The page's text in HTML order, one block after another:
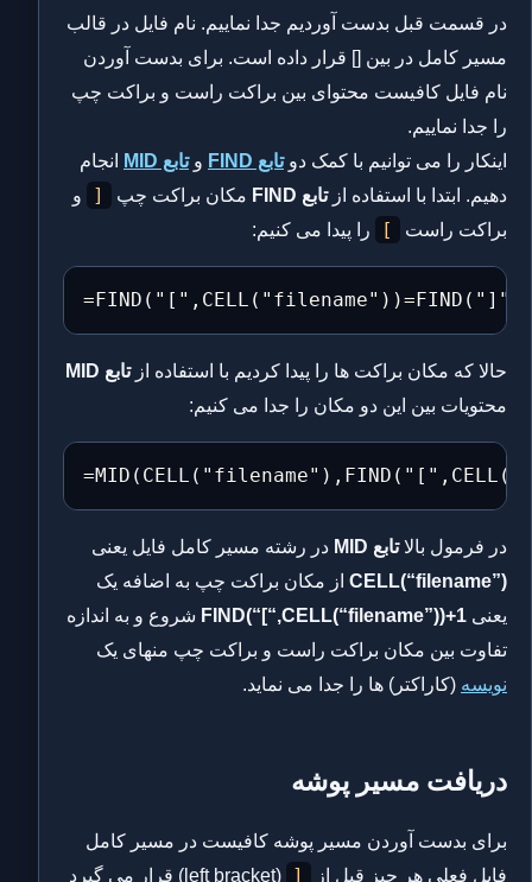
در قسمت قبل بدست آوردیم جدا نماییم. نام فایل در قالب
مسیر کامل در بین [] قرار داده است. برای بدست آوردن
نام فایل کافیست محتوای بین براکت راست و براکت چپ
را جدا نماییم.
اینکار را می توانیم با کمک دوتابع FIND وتابع MID
انجام
دهیم. ابتدا با استفاده ازتابع FIND مکان براکت چپ [
و
براکت راست
] را پیدا می کنیم:
حالا که مکان براکت ها را پیدا کردیم با استفاده ازتابع MID
محتویات بین این دو مکان را جدا می کنیم:
در فرمول بالاتابع MID
در رشته مسیر کامل فایل یعنی
CELL(“filename”) از مکان براکت چپ به اضافه یک
یعنی FIND(“[“,CELL(“filename”))+1 شروع و به اندازه
تفاوت بین مکان براکت راست و براکت چپ منهای یک
نویسه (کاراکتر) ها را جدا می نماید.
دریافت مسیر پوشه
برای بدست آوردن مسیر پوشه کافیست در مسیر کامل
فایل فعلی هر چیز قبل از
[
(left bracket) قرار می گیرد